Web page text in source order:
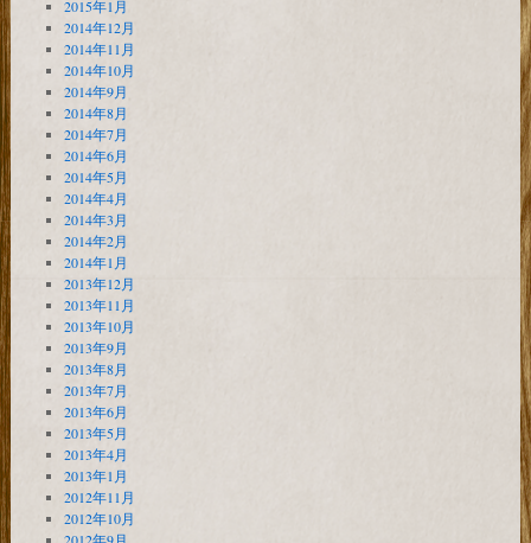
2015年1月
2014年12月
2014年11月
2014年10月
2014年9月
2014年8月
2014年7月
2014年6月
2014年5月
2014年4月
2014年3月
2014年2月
2014年1月
2013年12月
2013年11月
2013年10月
2013年9月
2013年8月
2013年7月
2013年6月
2013年5月
2013年4月
2013年1月
2012年11月
2012年10月